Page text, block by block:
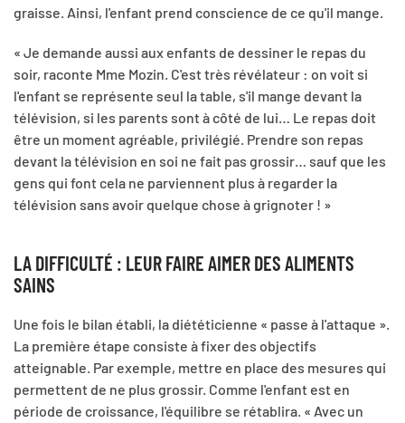
graisse. Ainsi, l'enfant prend conscience de ce qu'il mange.
« Je demande aussi aux enfants de dessiner le repas du
soir, raconte Mme Mozin. C'est très révélateur : on voit si
l'enfant se représente seul la table, s'il mange devant la
télévision, si les parents sont à côté de lui… Le repas doit
être un moment agréable, privilégié. Prendre son repas
devant la télévision en soi ne fait pas grossir… sauf que les
gens qui font cela ne parviennent plus à regarder la
télévision sans avoir quelque chose à grignoter ! »
LA DIFFICULTÉ : LEUR FAIRE AIMER DES ALIMENTS
SAINS
Une fois le bilan établi, la diététicienne « passe à l'attaque ».
La première étape consiste à fixer des objectifs
atteignable. Par exemple, mettre en place des mesures qui
permettent de ne plus grossir. Comme l'enfant est en
période de croissance, l'équilibre se rétablira. « Avec un